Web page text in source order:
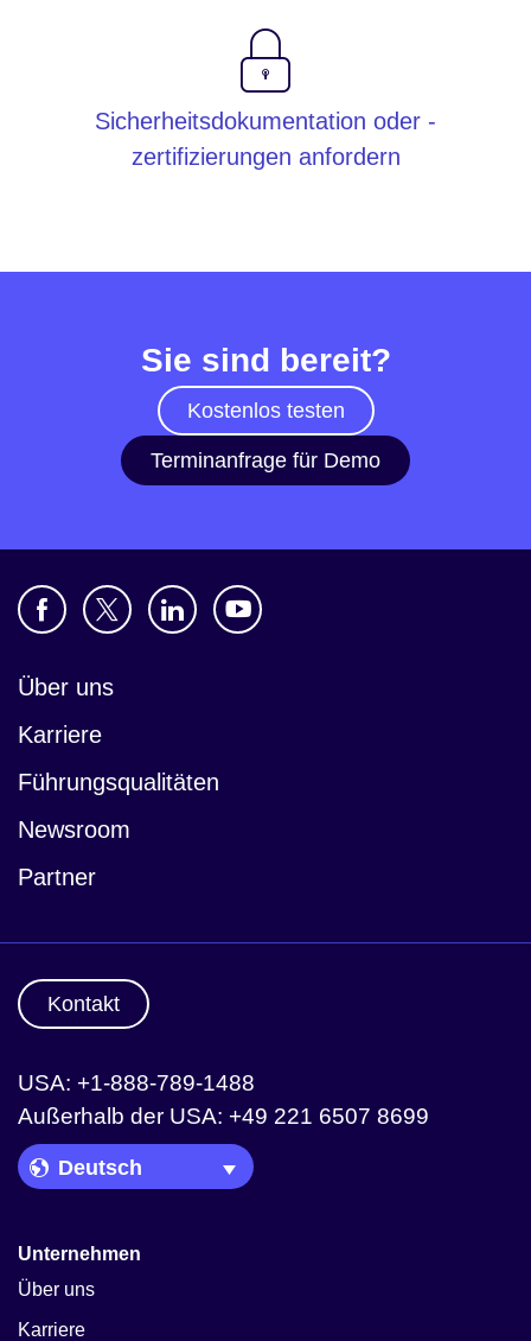
Sicherheitsdokumentation oder -
zertifizierungen anfordern
Sie sind bereit?
Kostenlos testen
Terminanfrage für Demo
Über uns
Karriere
Führungsqualitäten
Newsroom
Partner
Kontakt
USA: +1-888-789-1488
Außerhalb der USA: +49 221 6507 8699
Language Picker
Unternehmen
Über uns
Karriere